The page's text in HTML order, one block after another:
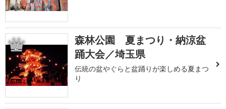
2
森林公園 夏まつり・納涼盆
踊大会／埼玉県
伝統の盆やぐらと盆踊りが楽しめる夏まつ
り